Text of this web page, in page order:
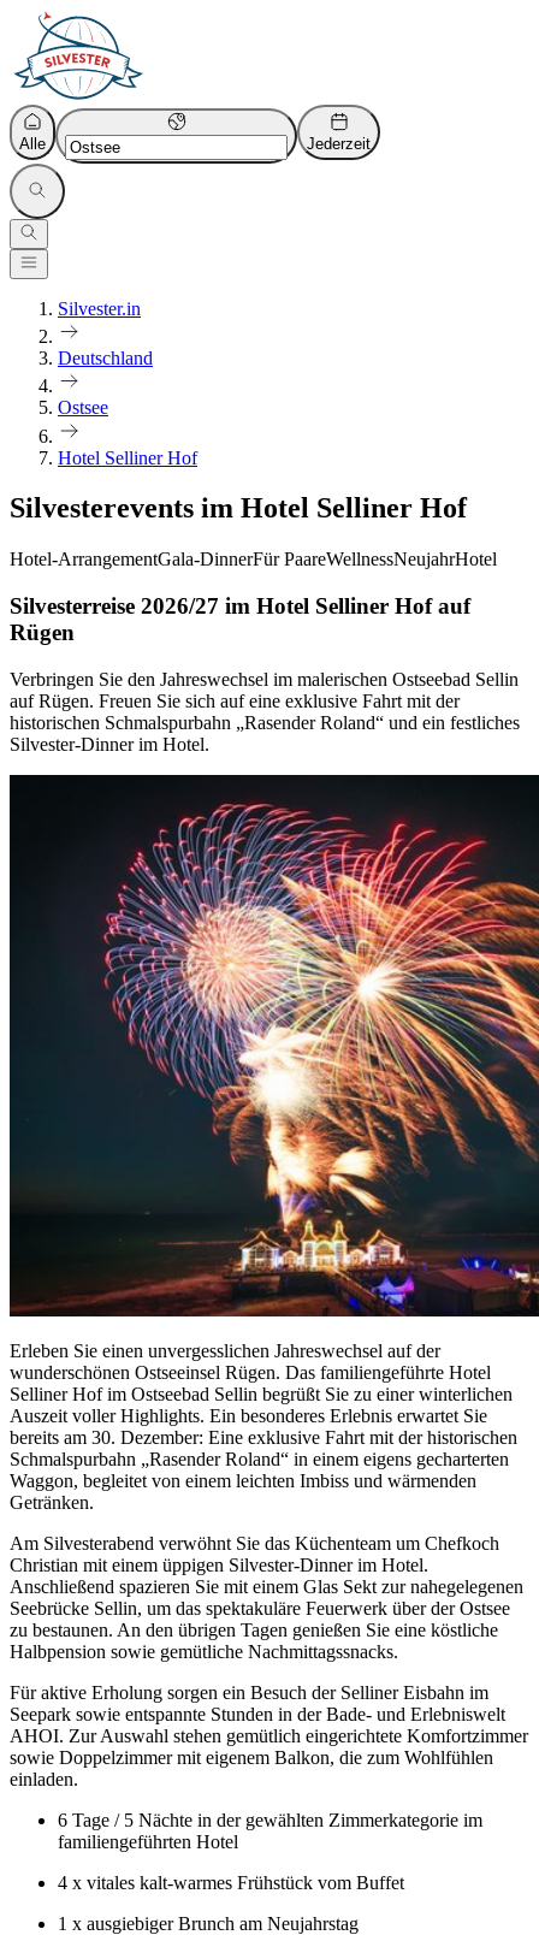
Alle Jederzeit
Silvester.in
Deutschland
Ostsee
Hotel Selliner Hof
Silvesterevents im Hotel Selliner Hof
Hotel-ArrangementGala-DinnerFür PaareWellnessNeujahrHotel
Silvesterreise 2026/27 im Hotel Selliner Hof auf
Rügen
Verbringen Sie den Jahreswechsel im malerischen Ostseebad Sellin
auf Rügen. Freuen Sie sich auf eine exklusive Fahrt mit der
historischen Schmalspurbahn „Rasender Roland“ und ein festliches
Silvester-Dinner im Hotel.
Erleben Sie einen unvergesslichen Jahreswechsel auf der
wunderschönen Ostseeinsel Rügen. Das familiengeführte Hotel
Selliner Hof im Ostseebad Sellin begrüßt Sie zu einer winterlichen
Auszeit voller Highlights. Ein besonderes Erlebnis erwartet Sie
bereits am 30. Dezember: Eine exklusive Fahrt mit der historischen
Schmalspurbahn „Rasender Roland“ in einem eigens gecharterten
Waggon, begleitet von einem leichten Imbiss und wärmenden
Getränken.
Am Silvesterabend verwöhnt Sie das Küchenteam um Chefkoch
Christian mit einem üppigen Silvester-Dinner im Hotel.
Anschließend spazieren Sie mit einem Glas Sekt zur nahegelegenen
Seebrücke Sellin, um das spektakuläre Feuerwerk über der Ostsee
zu bestaunen. An den übrigen Tagen genießen Sie eine köstliche
Halbpension sowie gemütliche Nachmittagssnacks.
Für aktive Erholung sorgen ein Besuch der Selliner Eisbahn im
Seepark sowie entspannte Stunden in der Bade- und Erlebniswelt
AHOI. Zur Auswahl stehen gemütlich eingerichtete Komfortzimmer
sowie Doppelzimmer mit eigenem Balkon, die zum Wohlfühlen
einladen.
6 Tage / 5 Nächte in der gewählten Zimmerkategorie im
familiengeführten Hotel
4 x vitales kalt-warmes Frühstück vom Buffet
1 x ausgiebiger Brunch am Neujahrstag